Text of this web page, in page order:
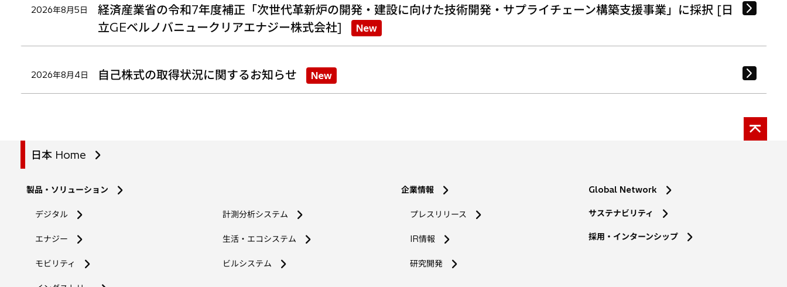
2026年8月5日
経済産業省の令和7年度補正「次世代革新炉の開発・建設に向けた技術開発・サプライチェーン構築支援事業」に採択 [日
立GEベルノバニュークリアエナジー株式会社]
New
2026年8月4日 自己株式の取得状況に関するお知らせ New
日本 Home
製品・ソリューション
デジタル
エナジー
モビリティ
計測分析システム
生活・エコシステム
ビルシステム
企業情報
プレスリリース
IR情報
研究開発新
Global Network
サステナビリティ
採用・インターンシップ